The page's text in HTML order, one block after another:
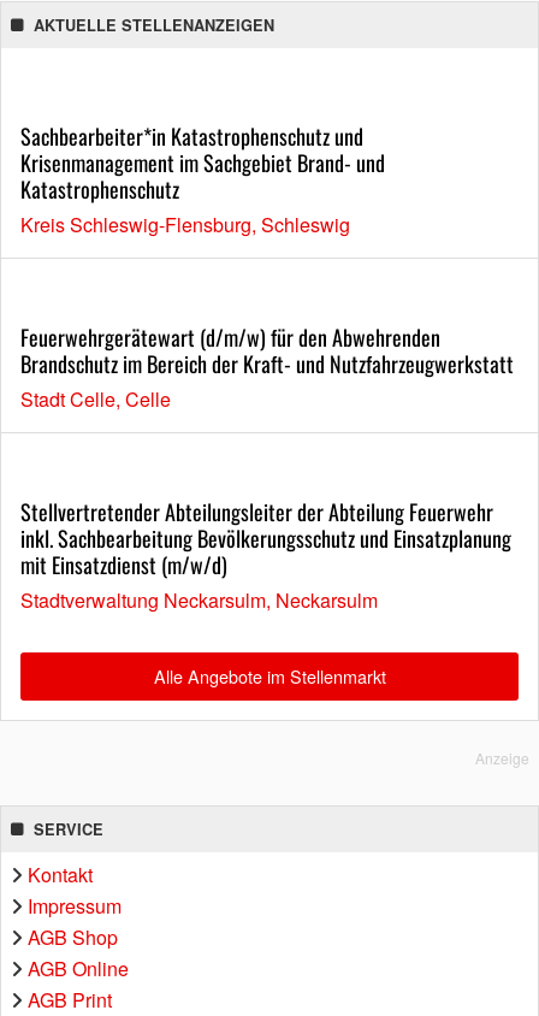
AKTUELLE STELLENANZEIGEN
Sachbearbeiter*in Katastrophenschutz und
Krisenmanagement im Sachgebiet Brand- und
Katastrophenschutz
Kreis Schleswig-Flensburg, Schleswig
Feuerwehrgerätewart (d/m/w) für den Abwehrenden
Brandschutz im Bereich der Kraft- und Nutzfahrzeugwerkstatt
Stadt Celle, Celle
Stellvertretender Abteilungsleiter der Abteilung Feuerwehr
inkl. Sachbearbeitung Bevölkerungsschutz und Einsatzplanung
mit Einsatzdienst (m/w/d)
Stadtverwaltung Neckarsulm, Neckarsulm
Alle Angebote im Stellenmarkt
Anzeige
SERVICE
Kontakt
Impressum
AGB Shop
AGB Online
AGB Print